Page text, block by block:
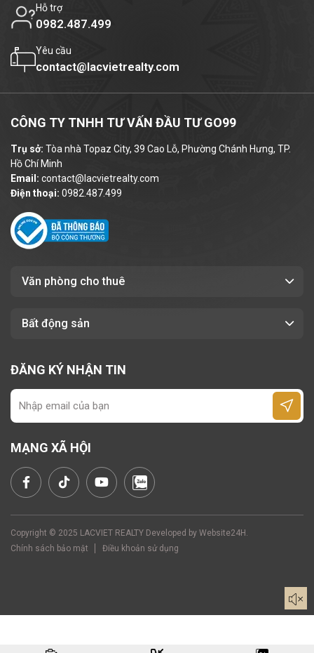
Hỗ trợ
0982.487.499
Yêu cầu
contact@lacvietrealty.com
CÔNG TY TNHH TƯ VẤN ĐẦU TƯ GO99
Trụ sở: Tòa nhà Topaz City, 39 Cao Lỗ, Phường Chánh Hưng, TP.
Hồ Chí Minh
Email: contact@lacvietrealty.com
Điện thoại: 0982.487.499
Văn phòng cho thuê
Bất động sản
ĐĂNG KÝ NHẬN TIN
MẠNG XÃ HỘI
Copyright © 2025 LACVIET REALTY Developed by Website24H .
Chính sách bảo mật
Điều khoản sử dụng